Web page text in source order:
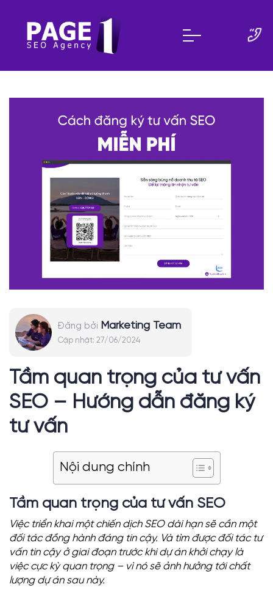
Đăng bởi Marketing Team
Cập nhật: 27/06/2024
Tầm quan trọng của tư vấn
SEO – Hướng dẫn đăng ký
tư vấn
Nội dung chính
Tầm quan trọng của tư vấn SEO
Việc triển khai một chiến dịch SEO dài hạn sẽ cần một
đối tác đồng hành đáng tin cậy. Và tìm được đối tác tư
vấn tin cậy ở giai đoạn trước khi dự án khởi chạy là
việc cực kỳ quan trọng – vì nó sẽ ảnh hưởng tới chất
lượng dự án sau này.